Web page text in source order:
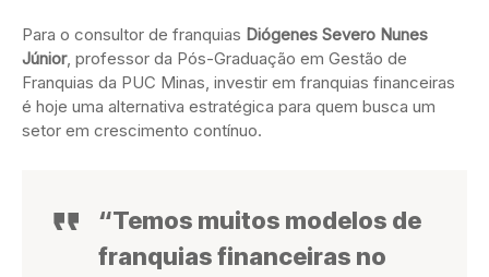
Para o consultor de franquias Diógenes Severo Nunes
Júnior, professor da Pós-Graduação em Gestão de
Franquias da PUC Minas, investir em franquias financeiras
é hoje uma alternativa estratégica para quem busca um
setor em crescimento contínuo.
“Temos muitos modelos de
franquias financeiras no